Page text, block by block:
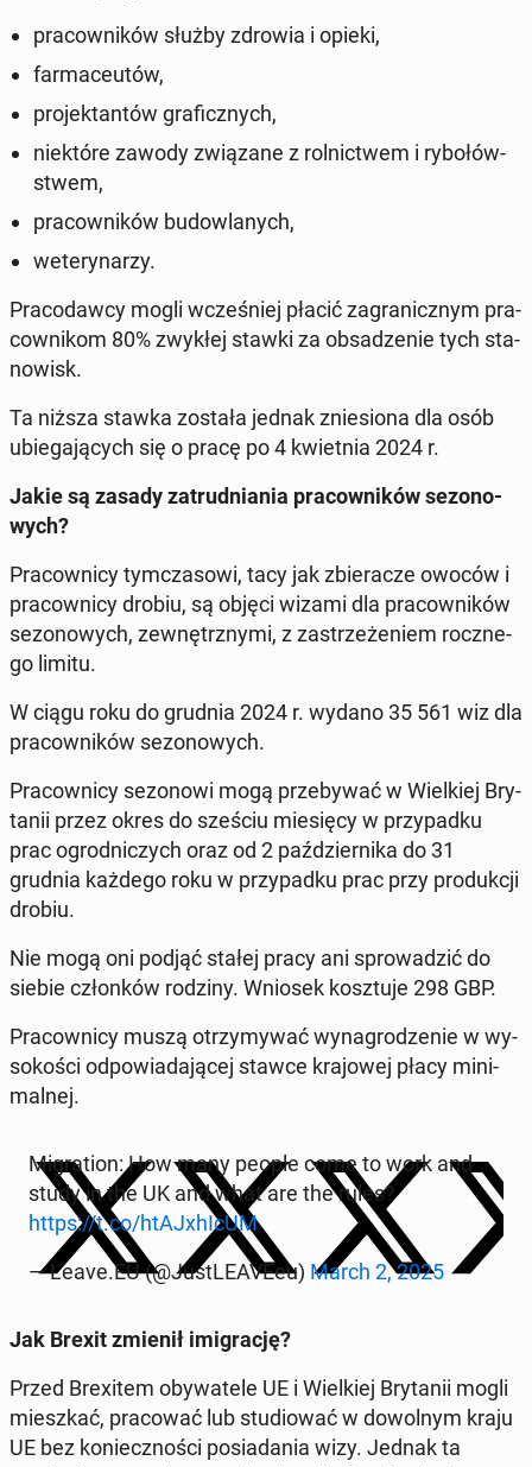
pra­cow­ni­ków służby zdrowia i opieki,
far­ma­ceu­tów,
pro­jek­tan­tów gra­ficz­nych,
nie­któ­re zawody zwią­za­ne z rol­nic­twem i ry­bo­łów­
stwem,
pra­cow­ni­ków bu­dow­la­nych,
we­te­ry­na­rzy.
Pra­co­daw­cy mogli wcze­śniej płacić za­gra­nicz­nym pra­
cow­ni­kom 80% zwykłej stawki za ob­sa­dze­nie tych sta­
no­wisk.
Ta niższa stawka została jednak znie­sio­na dla osób
ubie­ga­ją­cych się o pracę po 4 kwiet­nia 2024 r.
Jakie są zasady za­trud­nia­nia pra­cow­ni­ków se­zo­no­
wych?
Pra­cow­ni­cy tym­cza­so­wi, tacy jak zbie­ra­cze owoców i
pra­cow­ni­cy drobiu, są objęci wizami dla pra­cow­ni­ków
se­zo­no­wych, ze­wnętrz­ny­mi, z za­strze­że­niem rocz­ne­
go limitu.
W ciągu roku do grudnia 2024 r. wydano 35 561 wiz dla
pra­cow­ni­ków se­zo­no­wych.
Pra­cow­ni­cy se­zo­no­wi mogą prze­by­wać w Wiel­kiej Bry­
ta­nii przez okres do sześciu mie­się­cy w przy­pad­ku
prac ogrod­ni­czych oraz od 2 paź­dzier­ni­ka do 31
grudnia każdego roku w przy­pad­ku prac przy pro­duk­cji
drobiu.
Nie mogą oni podjąć stałej pracy ani spro­wa­dzić do
siebie człon­ków rodziny. Wniosek kosz­tu­je 298 GBP.
Pra­cow­ni­cy muszą otrzy­my­wać wy­na­gro­dze­nie w wy­
so­ko­ści od­po­wia­da­ją­cej stawce kra­jo­wej płacy mi­ni­
mal­nej.
Mi­gra­tion: How many people come to work and
study in the UK and what are the rules?
https://t.co/htA­JxhI­cUM
— Leave.EU (@Ju­stLE­AVE­eu) March 2, 2025
Jak Brexit zmienił imi­gra­cję?
Przed Bre­xi­tem oby­wa­te­le UE i Wiel­kiej Bry­ta­nii mogli
miesz­kać, pra­co­wać lub stu­dio­wać w do­wol­nym kraju
UE bez ko­niecz­no­ści po­sia­da­nia wizy. Jednak ta